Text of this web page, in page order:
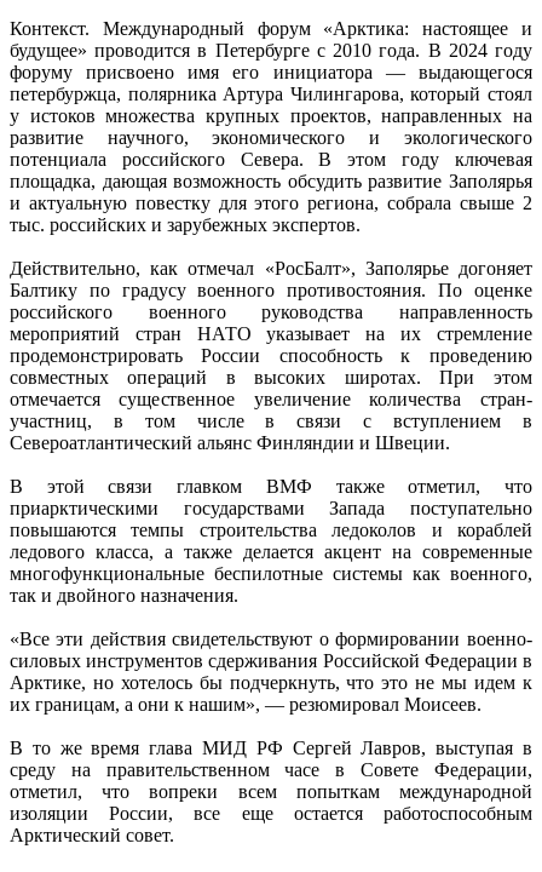
Контекст. Международный форум «Арктика: настоящее и
будущее» проводится в Петербурге с 2010 года. В 2024 году
форуму присвоено имя его инициатора — выдающегося
петербуржца, полярника Артура Чилингарова, который стоял
у истоков множества крупных проектов, направленных на
развитие научного, экономического и экологического
потенциала российского Севера. В этом году ключевая
площадка, дающая возможность обсудить развитие Заполярья
и актуальную повестку для этого региона, собрала свыше 2
тыс. российских и зарубежных экспертов.
Действительно, как отмечал «РосБалт», Заполярье догоняет
Балтику по градусу военного противостояния. По оценке
российского военного руководства направленность
мероприятий стран НАТО указывает на их стремление
продемонстрировать России способность к проведению
совместных операций в высоких широтах. При этом
отмечается существенное увеличение количества стран-
участниц, в том числе в связи с вступлением в
Североатлантический альянс Финляндии и Швеции.
В этой связи главком ВМФ также отметил, что
приарктическими государствами Запада поступательно
повышаются темпы строительства ледоколов и кораблей
ледового класса, а также делается акцент на современные
многофункциональные беспилотные системы как военного,
так и двойного назначения.
«Все эти действия свидетельствуют о формировании военно-
силовых инструментов сдерживания Российской Федерации в
Арктике, но хотелось бы подчеркнуть, что это не мы идем к
их границам, а они к нашим», — резюмировал Моисеев.
В то же время глава МИД РФ Сергей Лавров, выступая в
среду на правительственном часе в Совете Федерации,
отметил, что вопреки всем попыткам международной
изоляции России, все еще остается работоспособным
Арктический совет.